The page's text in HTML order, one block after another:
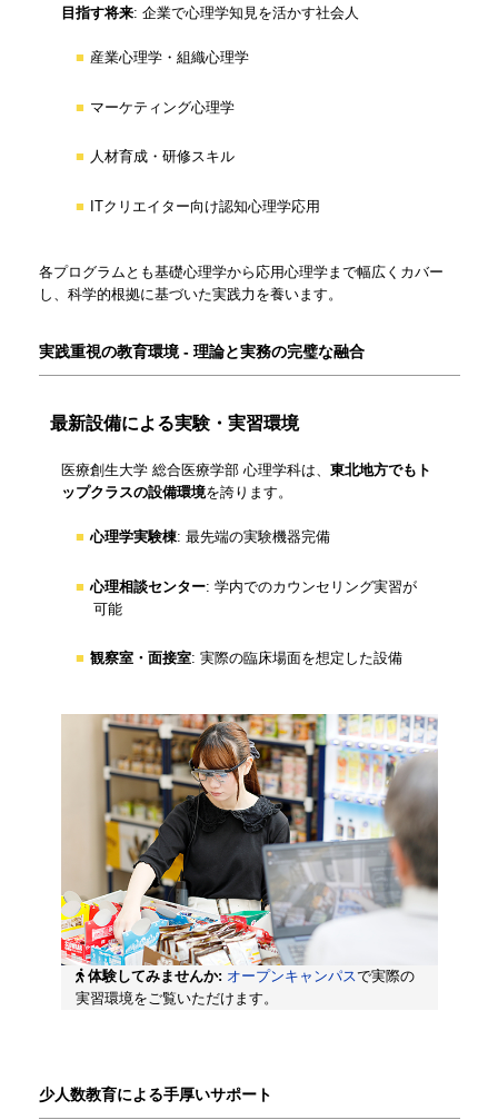
目指す将来: 企業で心理学知見を活かす社会人
産業心理学・組織心理学
マーケティング心理学
人材育成・研修スキル
ITクリエイター向け認知心理学応用
各プログラムとも基礎心理学から応用心理学まで幅広くカバー
し、科学的根拠に基づいた実践力を養います。
実践重視の教育環境 - 理論と実務の完璧な融合
最新設備による実験・実習環境
医療創生大学 総合医療学部 心理学科は、 東北地方でもト
ップクラスの設備環境を誇ります。
心理学実験棟: 最先端の実験機器完備
心理相談センター: 学内でのカウンセリング実習が
可能
観察室・面接室: 実際の臨床場面を想定した設備
体験してみませんか: オープンキャンパスで実際の
実習環境をご覧いただけます。
少人数教育による手厚いサポート